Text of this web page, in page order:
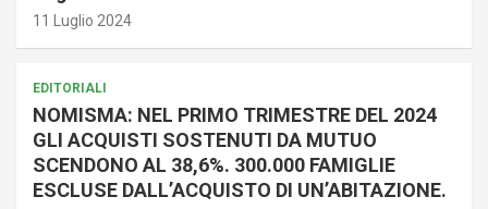
11 Luglio 2024
EDITORIALI
NOMISMA: NEL PRIMO TRIMESTRE DEL 2024
GLI ACQUISTI SOSTENUTI DA MUTUO
SCENDONO AL 38,6%. 300.000 FAMIGLIE
ESCLUSE DALL’ACQUISTO DI UN’ABITAZIONE.